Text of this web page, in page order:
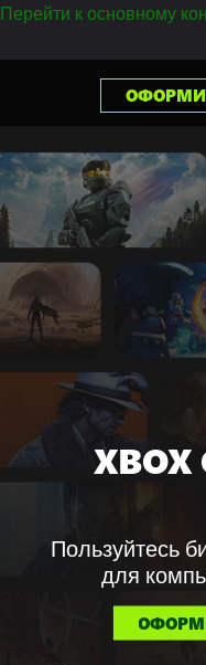
Перейти к основному
XBOX
Пользуйтесь
для